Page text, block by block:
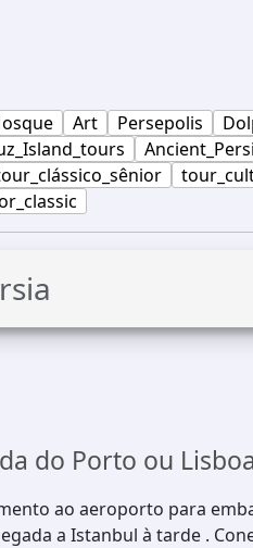
Art Persepolis
do Porto ou
ao aeroporto para
a Istanbul à tarde .